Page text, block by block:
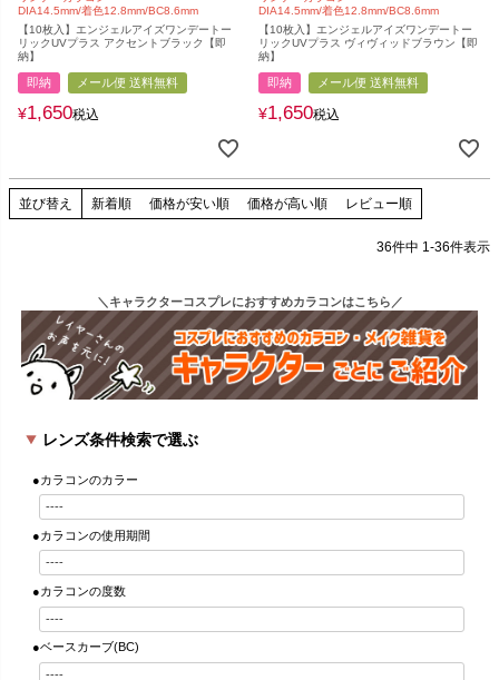
DIA14.5mm/着色12.8mm/BC8.6mm
【10枚入】エンジェルアイズワンデートー
リックUVプラス アクセントブラック【即
納】
即納 メール便 送料無料
¥1,650税込
DIA14.5mm/着色12.8mm/BC8.6mm
【10枚入】エンジェルアイズワンデートー
リックUVプラス ヴィヴィッドブラウン【即
納】
即納 メール便 送料無料
¥1,650税込
並び替え 新着順 価格が安い順 価格が高い順 レビュー順
36件中 1 -36件表示
＼キャラクターコスプレにおすすめカラコンはこちら／
レンズ条件検索で選ぶ
●カラコンのカラー
●カラコンの使用期間
●カラコンの度数
●ベースカーブ(BC)